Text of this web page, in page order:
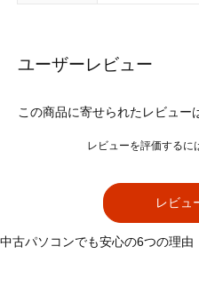
ユーザーレビュー
この商品に寄せられたレビュー
レビューを評価するに
レビュ
中古パソコンでも安心の6つの理由